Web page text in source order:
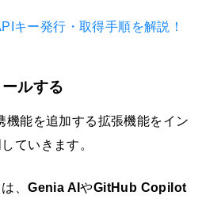
キー発行・取得手順を解説！
ルする
能を追加する拡張機能をイン
ていきます。
、Genia AIやGitHub Copilot